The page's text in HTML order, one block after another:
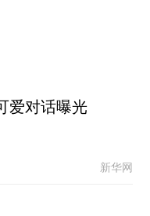
爱对话曝光
新华网